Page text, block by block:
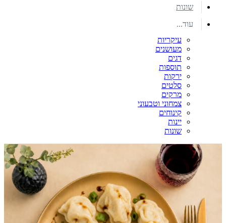
שונות
עוד...
עיקריות
מעושנים
דגים
תוספות
ירקות
סלטים
מרקים
צמחוני וטבעוני
קינוחים
יינות
שונות